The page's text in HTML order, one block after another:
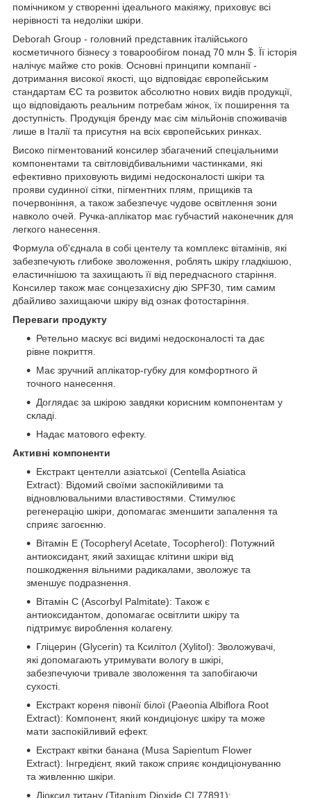
помічником у створенні ідеального макіяжу, приховує всі
нерівності та недоліки шкіри.
Deborah Group - головний представник італійського
косметичного бізнесу з товарообігом понад 70 млн $. Її історія
налічує майже сто років. Основні принципи компанії -
дотримання високої якості, що відповідає європейським
стандартам ЄС та розвиток абсолютно нових видів продукції,
що відповідають реальним потребам жінок, їх поширення та
доступність. Продукція бренду має сім мільйонів споживачів
лише в Італії та присутня на всіх європейських ринках.
Високо пігментований консилер збагачений спеціальними
компонентами та світловідбивальними частинками, які
ефективно приховують видимі недосконалості шкіри та
прояви судинної сітки, пігментних плям, прищиків та
почервоніння, а також забезпечує чудове освітлення зони
навколо очей. Ручка-аплікатор має губчастий наконечник для
легкого нанесення.
Формула об'єднала в собі центелу та комплекс вітамінів, які
забезпечують глибоке зволоження, роблять шкіру гладкішою,
еластичнішою та захищають її від передчасного старіння.
Консилер також має сонцезахисну дію SPF30, тим самим
дбайливо захищаючи шкіру від ознак фотостаріння.
Переваги продукту
Ретельно маскує всі видимі недосконалості та дає
рівне покриття.
Має зручний аплікатор-губку для комфортного й
точного нанесення.
Доглядає за шкірою завдяки корисним компонентам у
складі.
Надає матового ефекту.
Активні компоненти
Екстракт центелли азіатської (Centella Asiatica
Extract): Відомий своїми заспокійливими та
відновлювальними властивостями. Стимулює
регенерацію шкіри, допомагає зменшити запалення та
сприяє загоєнню.
Вітамін Е (Tocopheryl Acetate, Tocopherol): Потужний
антиоксидант, який захищає клітини шкіри від
пошкодження вільними радикалами, зволожує та
зменшує подразнення.
Вітамін С (Ascorbyl Palmitate): Також є
антиоксидантом, допомагає освітлити шкіру та
підтримує вироблення колагену.
Гліцерин (Glycerin) та Ксилітол (Xylitol): Зволожувачі,
які допомагають утримувати вологу в шкірі,
забезпечуючи тривале зволоження та запобігаючи
сухості.
Екстракт кореня півонії білої (Paeonia Albiflora Root
Extract): Компонент, який кондиціонує шкіру та може
мати заспокійливий ефект.
Екстракт квітки банана (Musa Sapientum Flower
Extract): Інгредієнт, який також сприяє кондиціонуванню
та живленню шкіри.
Діоксид титану (Titanium Dioxide CI 77891):